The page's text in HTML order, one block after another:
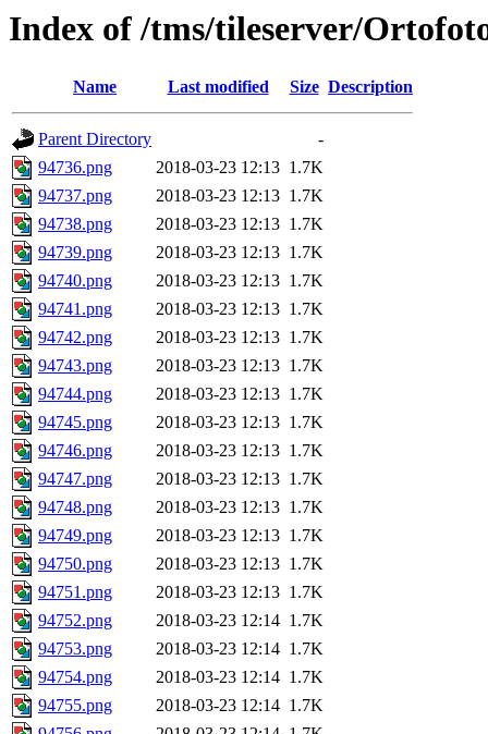
Index of /tms/tileserver/
Name Last modified Size Description
Parent Directory
-
94736.png
2018-03-23 12:13 1.7K
94737.png
2018-03-23 12:13 1.7K
94738.png
2018-03-23 12:13 1.7K
94739.png
2018-03-23 12:13 1.7K
94740.png
2018-03-23 12:13 1.7K
94741.png
2018-03-23 12:13 1.7K
94742.png
2018-03-23 12:13 1.7K
94743.png
2018-03-23 12:13 1.7K
94744.png
2018-03-23 12:13 1.7K
94745.png
2018-03-23 12:13 1.7K
94746.png
2018-03-23 12:13 1.7K
94747.png
2018-03-23 12:13 1.7K
94748.png
2018-03-23 12:13 1.7K
94749.png
2018-03-23 12:13 1.7K
94750.png
2018-03-23 12:13 1.7K
94751.png
2018-03-23 12:13 1.7K
94752.png
2018-03-23 12:14 1.7K
94753.png
2018-03-23 12:14 1.7K
94754.png
2018-03-23 12:14 1.7K
94755.png
2018-03-23 12:14 1.7K